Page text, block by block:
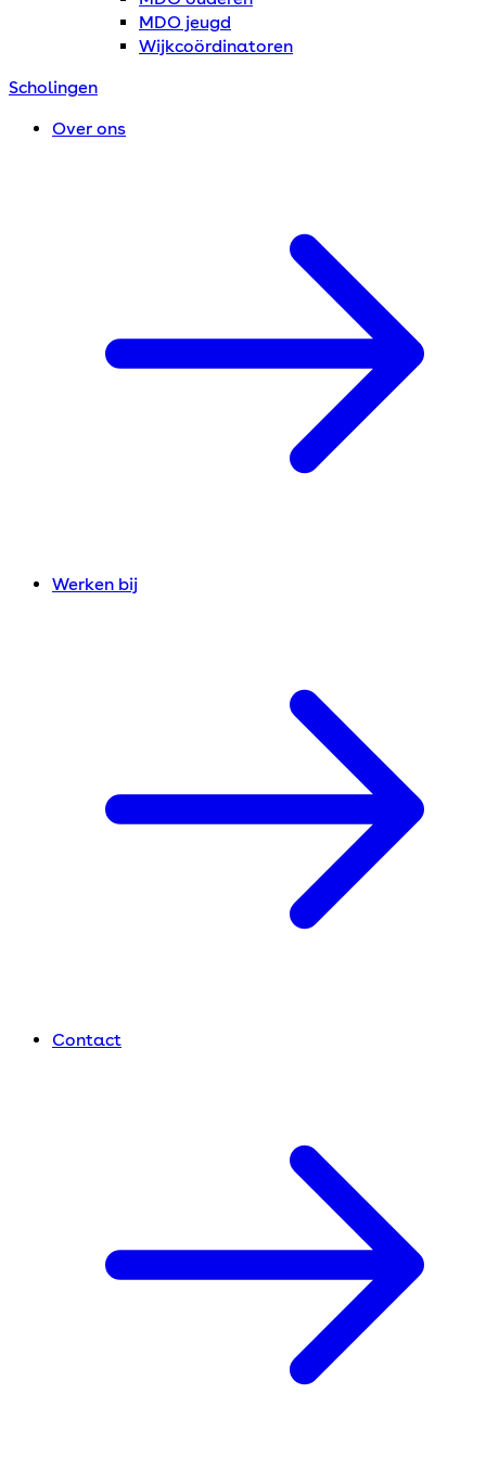
MDO jeugd
Wijkcoördinatoren
Scholingen
Over ons
Werken bij
Contact